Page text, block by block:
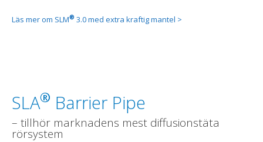
Läs mer om SLM® 3.0 med extra kraftig mantel >
SLA® Barrier Pipe
– tillhör marknadens mest diffusionstäta
rörsystem